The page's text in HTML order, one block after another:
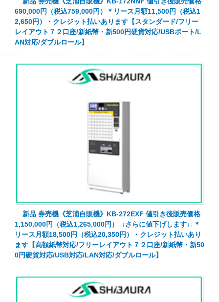
690,000円（税込759,000円）＊リース月額11,500円（税込1
2,650円）・クレジット払いあります【スタンダード/フリー
レイアウト７２口座/新紙幣・新500円硬貨対応/USBポート/L
AN対応/ダブルロール】
新品 券売機《芝浦自販機》KB-272EXF 値引き後販売価格
1,150,000円（税込1,265,000円）↓↓さらに値下げします↓↓＊
リース月額18,500円（税込20,350円）・クレジット払いあり
ます【高額紙幣対応/フリーレイアウト７２口座/新紙幣・新50
0円硬貨対応/USB対応/LAN対応/ダブルロール】